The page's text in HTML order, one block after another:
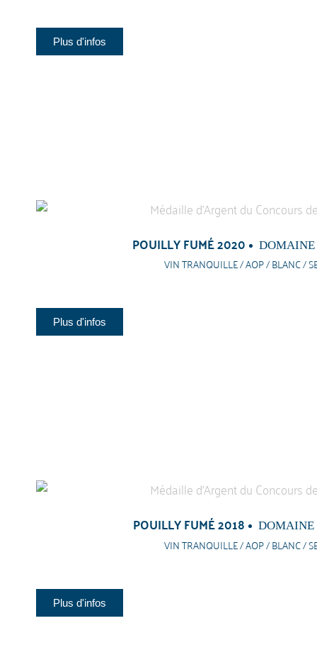
Plus d'infos
POUILLY FUMÉ 2020
VIN TRANQUILLE / AOP / BLANC /
Plus d'infos
POUILLY FUMÉ 2018 DOMAINE
VIN TRANQUILLE / AOP / BLANC /
Plus d'infos